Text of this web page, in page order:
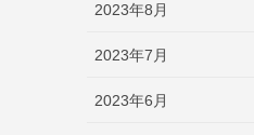
2023年8月
2023年7月
2023年6月